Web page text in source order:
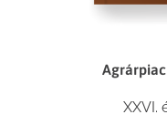
XXVI.